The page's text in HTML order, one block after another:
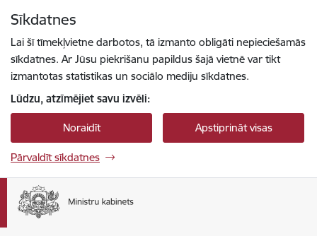
Sīkdatnes
Lai šī tīmekļvietne darbotos, tā izmanto obligāti nepieciešamās
sīkdatnes. Ar Jūsu piekrišanu papildus šajā vietnē var tikt
izmantotas statistikas un sociālo mediju sīkdatnes.
Lūdzu, atzīmējiet savu izvēli:
Noraidīt Apstiprināt visas
Pārvaldīt sīkdatnes